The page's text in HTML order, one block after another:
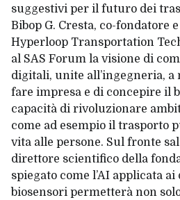
suggestivi per il futuro dei
Bibop G. Cresta, co-fondatore
Hyperloop Transportation
al SAS Forum la visione di
digitali, unite all’ingegneria,
fare impresa e di concepire il
capacità di rivoluzionare
come ad esempio il trasporto
vita alle persone. Sul fronte
direttore scientifico della
spiegato come l’AI applicata
biosensori permetterà non